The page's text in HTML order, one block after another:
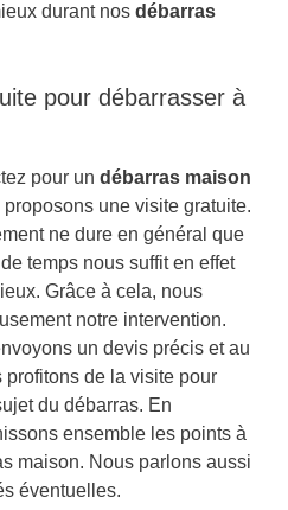
durant nos débarras
pour débarrasser à
pour un débarras maison
proposons une visite gratuite.
ne dure en général que
temps nous suffit en effet
Grâce à cela, nous
notre intervention.
un devis précis et au
de la visite pour
du débarras. En
ensemble les points à
maison. Nous parlons aussi
éventuelles.